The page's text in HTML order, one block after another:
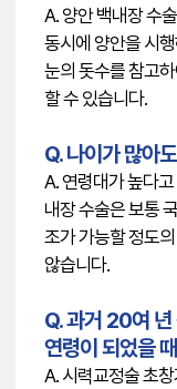
A. 양안 백내장 수
동시에 양안을 시
눈의 돗수를 참고
할 수 있습니다.
Q. 나이가 많아
A. 연령대가 높다
내장 수술은 보통
조가 가능할 정도
않습니다.
Q. 과거 20여 년
연령이 되었을
A. 시력교정술 초